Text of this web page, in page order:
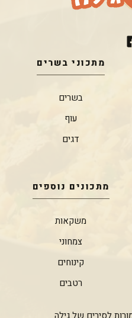
מתכוני בשרים
בשרים
עוף
דגים
מתכונים נוספים
משקאות
צמחוני
קינוחים
רטבים